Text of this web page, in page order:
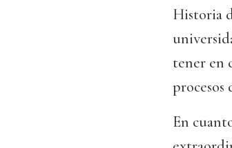
Historia
tener en
procesos
En